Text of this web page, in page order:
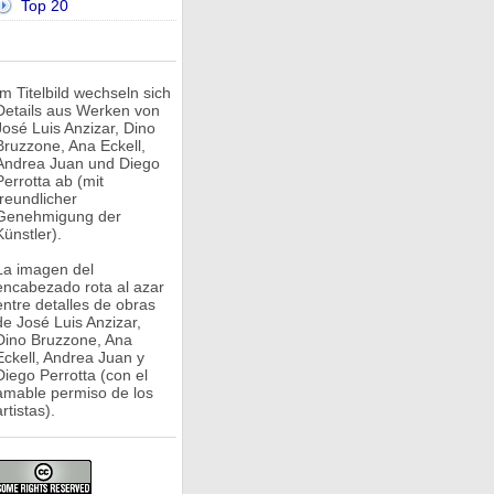
Top 20
Titelbild wechseln sich
aus Werken von
Luis Anzizar, Dino
Ana Eckell,
Juan und Diego
ab (mit
der
imagen del
rota al azar
detalles de obras
José Luis Anzizar,
Bruzzone, Ana
Andrea Juan y
Perrotta (con el
permiso de los